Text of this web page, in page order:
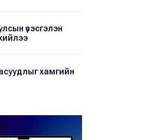
үзэсгэлэн
хамгийн